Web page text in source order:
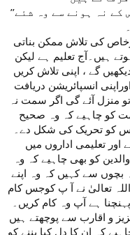
’’خودی کسی شئے کا وہ جوہرِخاص ہے جس کے نہ ہونے سے وہ شئے
کی تلاش ممکن بناتی
ہیں۔آج تعلیم ہے لیکن
گے ، اپنی تلاش کریں
انسپائریشن دریافت
آئے گی اگر سمت نہ
کو چاہیے کہ وہ صحیح
کو تحریک کی شکل دے۔
تعلیمی اداروں میں
کو بھی چاہیے کہ وہ
بچوں سے کہیں کہ وہ اپنے
تعالیٰ نے آ پ کوجس کام
ہے آپ وہ کام کریں۔
و اقارب سے پوچھتے ہیں
کہ ان کا دل کیا بننے کو